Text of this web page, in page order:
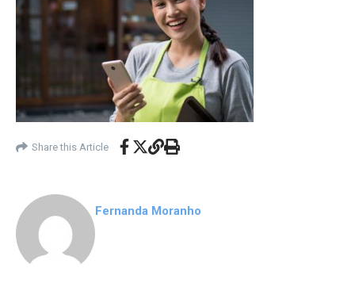
Share this Article
Fernanda Moranho